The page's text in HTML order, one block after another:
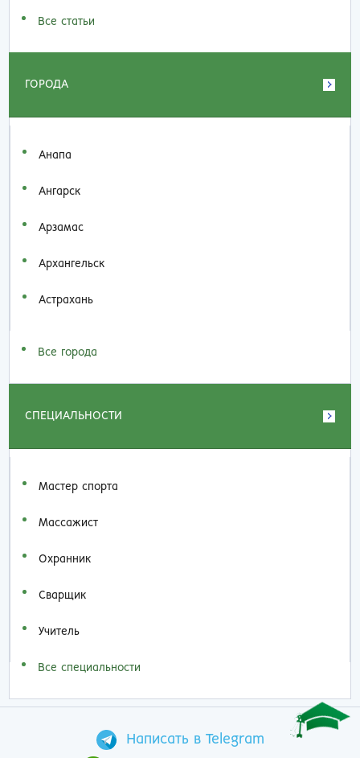
Все статьи
ГОРОДА
Анапа
Ангарск
Арзамас
Архангельск
Астрахань
Все города
СПЕЦИАЛЬНОСТИ
Мастер спорта
Массажист
Охранник
Сварщик
Учитель
Все специальности
Написать в Telegram